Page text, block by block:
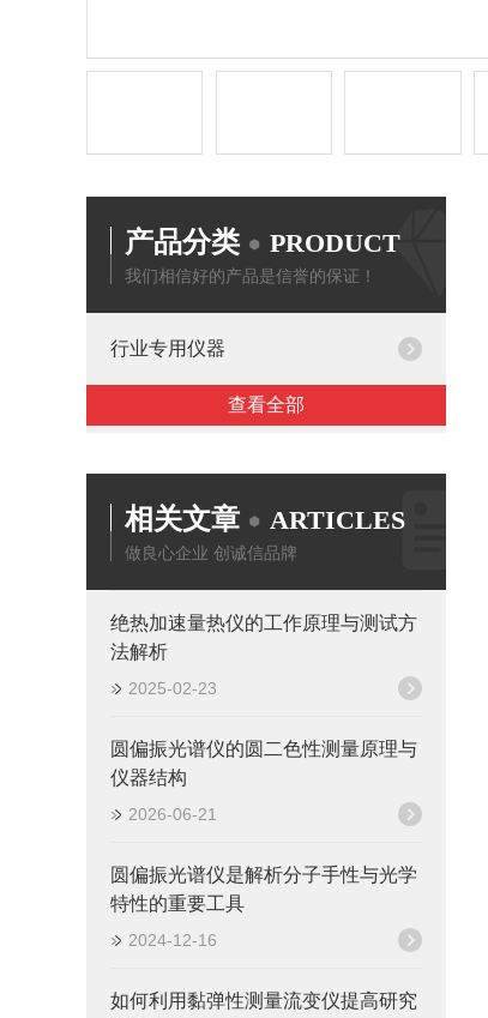
产品分类 PRODUCT
我们相信好的产品是信誉的保证！
行业专用仪器
查看全部
相关文章 ARTICLES
做良心企业 创诚信品牌
绝热加速量热仪的工作原理与测试方
法解析
2025-02-23
圆偏振光谱仪的圆二色性测量原理与
仪器结构
2026-06-21
圆偏振光谱仪是解析分子手性与光学
特性的重要工具
2024-12-16
如何利用黏弹性测量流变仪提高研究